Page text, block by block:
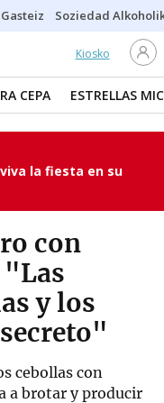
Soziedad
Kiosko
CEPA ESTRELLAS
la fiesta en su
con
y los
cebollas con
a brotar y producir